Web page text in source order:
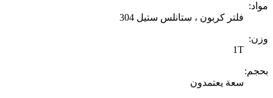
مواد:
فلتر كربون ، ستانلس ستيل 304
وزن:
1T
بحجم:
سعة يعتمدون